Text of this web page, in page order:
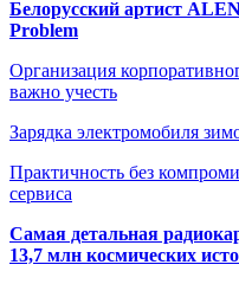
Белорусский артист
Problem
Организация
важно учесть
Зарядка электромобиля
Практичность без
сервиса
Самая детальная
13,7 млн космических